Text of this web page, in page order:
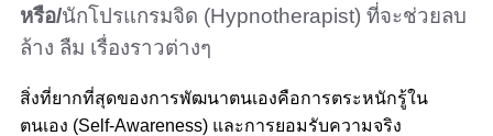
หรือ/นักโปรแกรมจิด (Hypnotherapist) ที่จะช่วยลบ
ล้าง ลืม เรื่องราวต่างๆ
สิ่งที่ยากที่สุดของการพัฒนาตนเองคือการตระหนักรู้ใน
ตนเอง (Self-Awareness) และการยอมรับความจริง